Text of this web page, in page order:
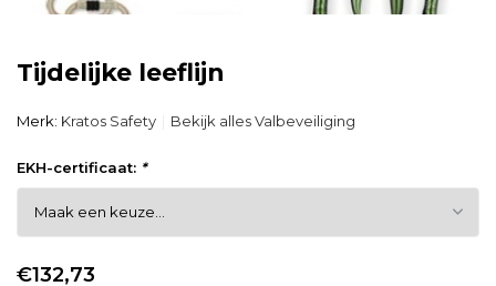
Tijdelijke leeflijn
Merk: Kratos Safety Bekijk alles Valbeveiliging
EKH-certificaat: *
€132,73